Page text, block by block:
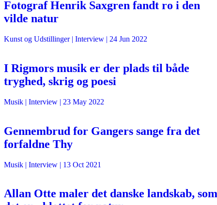
Fotograf Henrik Saxgren fandt ro i den
vilde natur
Kunst og Udstillinger| Interview | 24 Jun 2022
I Rigmors musik er der plads til både
tryghed, skrig og poesi
Musik | Interview | 23 May 2022
Gennembrud for Gangers sange fra det
forfaldne Thy
Musik | Interview | 13 Oct 2021
Allan Otte maler det danske landskab, som